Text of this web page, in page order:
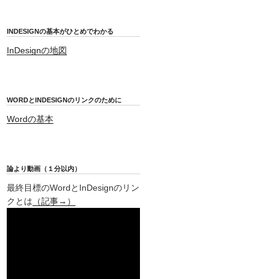
INDESIGNの基本がひとめでわかる
InDesignの地図
WORDとINDESIGNのリンクのために
Wordの基本
論より動画（１分以内）
最終目標のWordとInDesignのリン
クとは （記事→）